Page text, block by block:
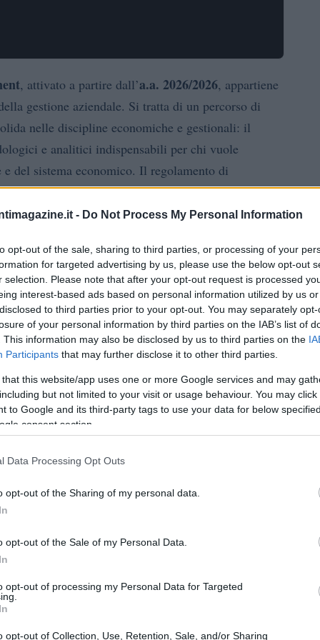
- Do Not Process My Personal Information
opt-out of the sale, sharing to third parties, or processing of your
for targeted advertising by us, please use the below opt-out
selection. Please note that after your opt-out request is processed
interest-based ads based on personal information utilized by us
to third parties prior to your opt-out. You may separately
of your personal information by third parties on the IAB’s list of
This information may also be disclosed by us to third parties on the
Participants that may further disclose it to other third parties.
that this website/app uses one or more Google services and may
but not limited to your visit or usage behaviour. You may
to Google and its third-party tags to use your data for below
consent section.
Data Processing Opt Outs
opt-out of the Sharing of my personal data.
opt-out of the Sale of my Personal Data.
opt-out of processing my Personal Data for Targeted
opt-out of Collection, Use, Retention, Sale, and/or Sharing
, attivato a partire dall’a.a. 2026/2026, appartiene
gestione aziendale. Si tratta di un percorso di
nelle discipline economiche e gestionali: il
e analitici indispensabili per chi vuole
del sistema economico. Il regolamento di
le modalità di verifica delle conoscenze iniziali
prevede la verifica delle conoscenze di base
iniziale degli studenti come previsto dal DM
ma serve a orientare gli studenti e a segnalare
sui fondamenti di matematica, statistica e
attività del primo anno e seguire eventuali
e applicate: lo studente acquisisce strumenti di
dati economici e conoscenze sulle principali
privilegia il rafforzamento delle abilità
in contesti aziendali complessi. L’obiettivo è
del mercato, supportare decisioni gestionali
delle organizzazioni.